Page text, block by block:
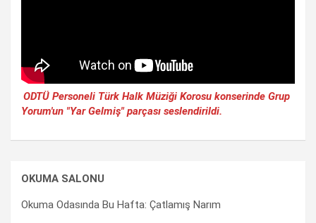
ODTÜ Personeli Türk Halk Müziği Korosu konserinde Grup
Yorum'un "Yar Gelmiş" parçası seslendirildi.
OKUMA SALONU
Okuma Odasında Bu Hafta: Çatlamış Narım